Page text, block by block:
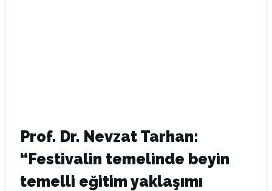
Prof. Dr. Nevzat Tarhan:
“Festivalin temelinde beyin
temelli eğitim yaklaşımı